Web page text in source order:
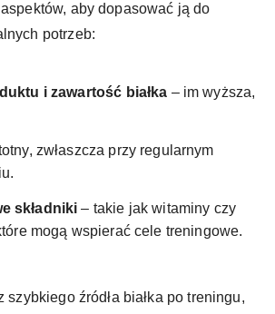
aby dopasować ją do
potrzeb:
i zawartość białka – im wyższa,
zwłaszcza przy regularnym
składniki – takie jak witaminy czy
mogą wspierać cele treningowe.
źródła białka po treningu,